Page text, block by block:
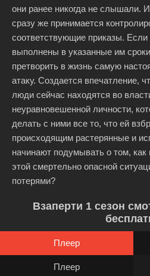
они ранее никогда не слышали.
сразу же принимается
соответствующие приказы.
выполнены в указанные им
претворить в жизнь самую
атаку. Создается впечатление,
люди сейчас находятся во
неуравновешенной личности,
делать с ними все то, что ей
происходящим растерянные и
начинают подумывать о том, как
этой смертельно опасной
потерями?
Взаперти 1 сезон
Плеер
Плеер